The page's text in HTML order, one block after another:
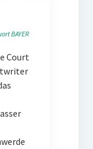
BAYER
Court